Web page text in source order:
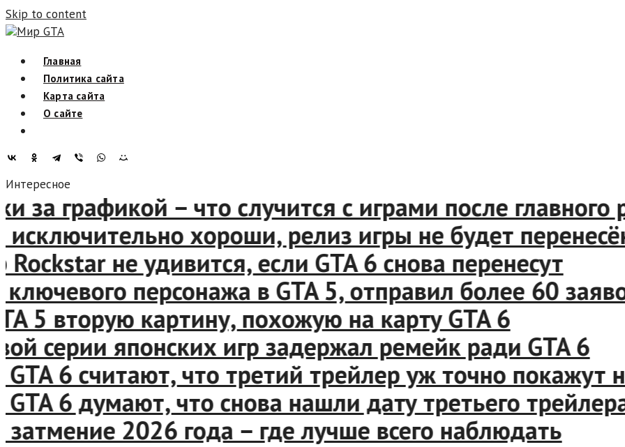
Skip to content
Мир GTA
Главная
Политика сайта
Карта сайта
О сайте
Интересное
графикой – что случится с играми после главного
хороши, релиз игры не будет перенесён
не удивится, если GTA 6 снова перенесут
персонажа в GTA 5, отправил более 60
вторую картину, похожую на карту GTA 6
серии японских игр задержал ремейк ради GTA 6
6 считают, что третий трейлер уж точно покажут
6 думают, что снова нашли дату третьего трейлера
2026 года – где лучше всего наблюдать